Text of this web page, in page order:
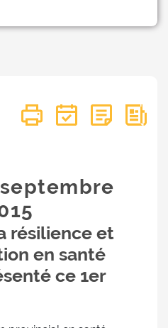
septembre
résilience et
en santé
ce 1er